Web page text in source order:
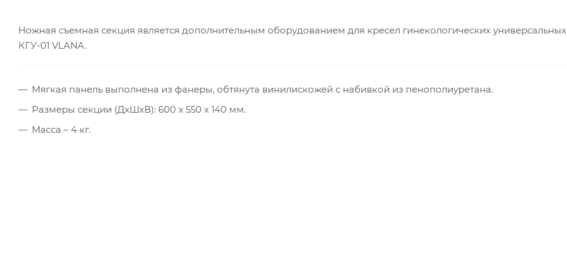
Ножная съемная секция является дополнительным оборудованием для кресел гинекологических универсальных
КГУ-01 VLANA.
Мягкая панель выполнена из фанеры, обтянута винилискожей с набивкой из пенополиуретана.
Размеры секции (ДхШхВ): 600 х 550 х 140 мм.
Масса – 4 кг.